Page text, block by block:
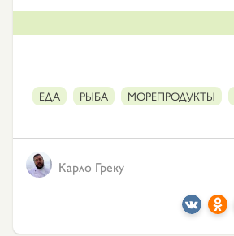
ЕДА РЫБА МОРЕПРОДУКТЫ
Карло Греку